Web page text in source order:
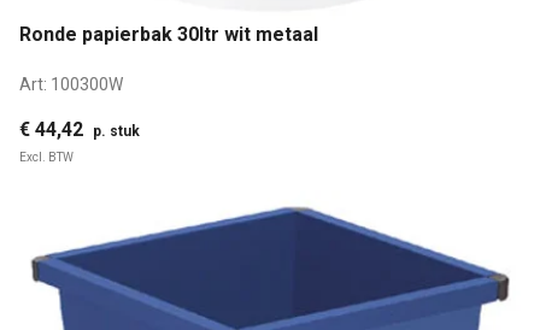
Ronde papierbak 30ltr wit metaal
Art: 100300W
€ 44,42 p. stuk
Excl. BTW